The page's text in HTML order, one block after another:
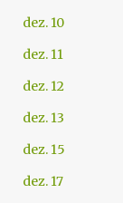
dez. 10
dez. 11
dez. 12
dez. 13
dez. 15
dez. 17